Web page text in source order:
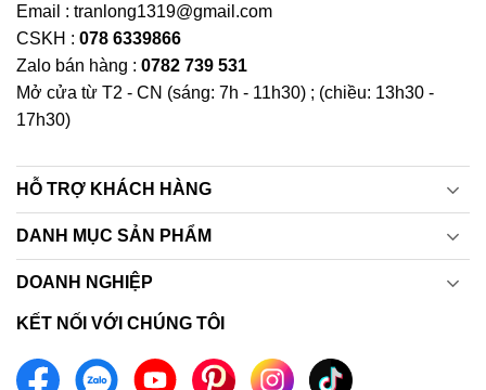
Email : tranlong1319@gmail.com
CSKH : 078 6339866
Zalo bán hàng : 0782 739 531
Mở cửa từ T2 - CN (sáng: 7h - 11h30) ; (chiều: 13h30 -
17h30)
HỖ TRỢ KHÁCH HÀNG
DANH MỤC SẢN PHẨM
DOANH NGHIỆP
KẾT NỐI VỚI CHÚNG TÔI